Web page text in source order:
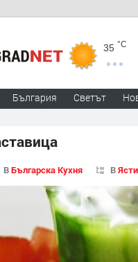
35 °C
България Светът
ВБългарска Кухня В